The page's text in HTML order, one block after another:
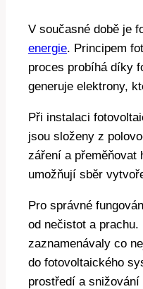
V současné době je
energie. Principem
proces probíhá díky
generuje elektrony,
Při instalaci
jsou složeny z
záření a přeměňovat
umožňují sběr
Pro správné
od nečistot a
zaznamenávaly co
do fotovoltaického
prostředí a